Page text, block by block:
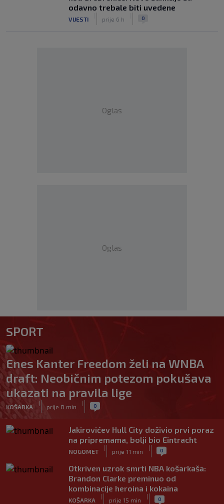
odavno trebale biti uvedene
VIJESTI prije 6 h 0
Oglas
Oglas
SPORT
Enes Kanter Freedom želi na WNBA
draft: Neobičnim potezom pokušava
ukazati na pravila lige
KOŠARKA
|
prije 8 min
| 0
Jakirovićev Hull City doživio prvi poraz
na pripremama, bolji bio Eintracht
NOGOMET
|
prije 11 min
| 0
Otkriven uzrok smrti NBA košarkaša:
Brandon Clarke preminuo od
kombinacije heroina i kokaina
KOŠARKA
|
prije 15 min
| 0